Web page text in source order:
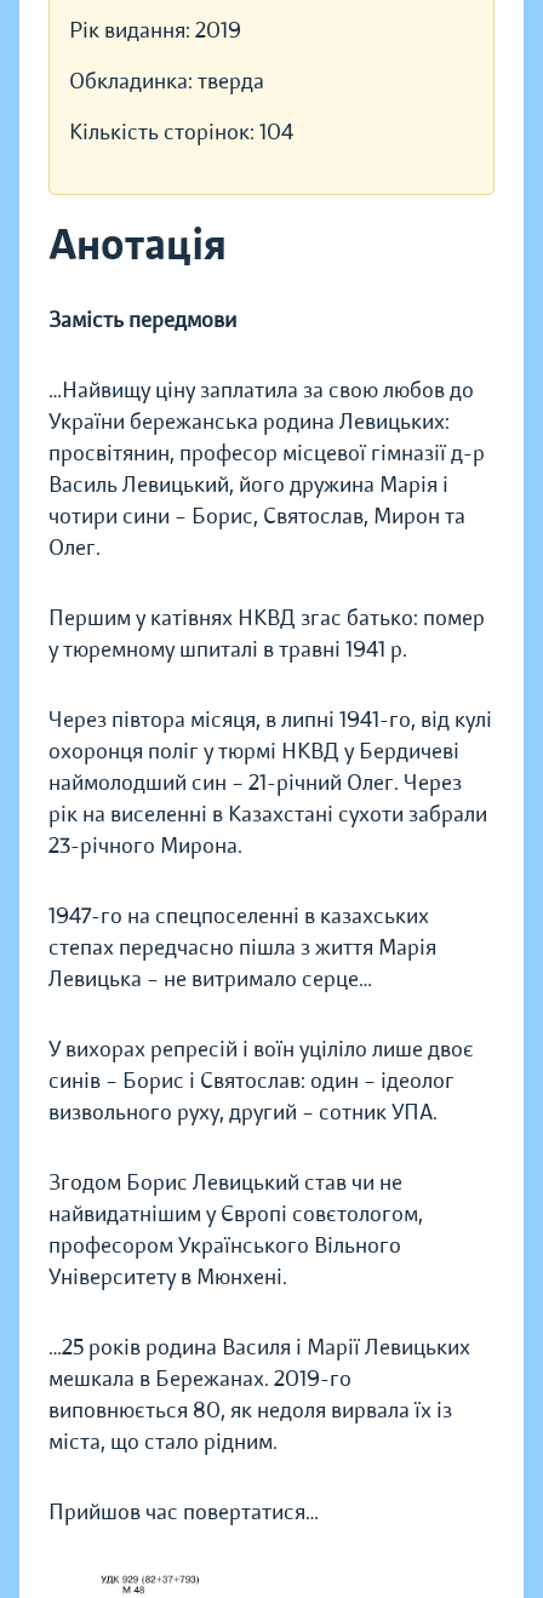
Рік видання: 2019
Обкладинка: тверда
Кількість сторінок: 104
Анотація
Замість передмови
…Найвищу цiну заплатила за свою любов до
України бережанська родина Левицьких:
просвiтянин, професор мiсцевої гiмназiї д-р
Василь Левицький, його дружина Марiя i
чотири сини – Борис, Святослав, Мирон та
Олег.
Першим у катiвнях НКВД згас батько: помер
у тюремному шпиталi в травнi 1941 р.
Через пiвтора мiсяця, в липнi 1941-го, вiд кулi
охоронця полiг у тюрмi НКВД у Бердичевi
наймолодший син – 21-рiчний Олег. Через
рiк на виселеннi в Казахстанi сухоти забрали
23-рiчного Мирона.
1947-го на спецпоселеннi в казахських
степах передчасно пiшла з життя Марiя
Левицька – не витримало серце…
У вихорах репресiй i воїн уцiлiло лише двоє
синiв – Борис i Святослав: один – iдеолог
визвольного руху, другий – сотник УПА.
Згодом Борис Левицький став чи не
найвидатнiшим у Європi совєтологом,
професором Українського Вiльного
Унiверситету в Мюнхенi.
…25 рокiв родина Василя i Марiї Левицьких
мешкала в Бережанах. 2019-го
виповнюється 80, як недоля вирвала їх iз
мiста, що стало рiдним.
Прийшов час повертатися…